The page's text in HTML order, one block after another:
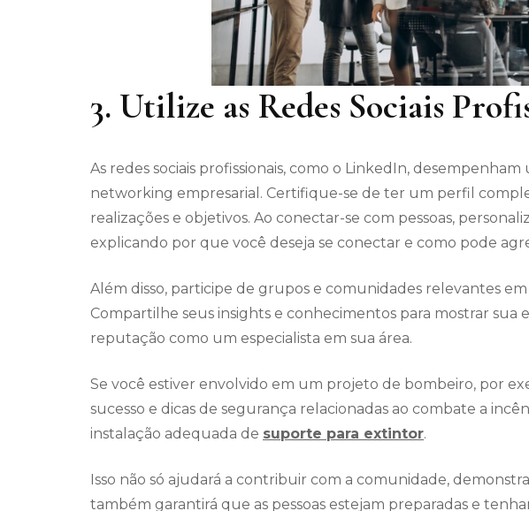
3. Utilize as Redes Sociais
As redes sociais profissionais, como o LinkedIn,
networking empresarial. Certifique-se de ter um perfil
realizações e objetivos. Ao conectar-se com pessoas,
explicando por que você deseja se conectar e como pode
Além disso, participe de grupos e comunidades relevantes em
Compartilhe seus insights e conhecimentos para mostrar sua
reputação como um especialista em sua área.
Se você estiver envolvido em um projeto de bombeiro, por
sucesso e dicas de segurança relacionadas ao combate a
instalação adequada de suporte para extintor.
Isso não só ajudará a contribuir com a comunidade,
também garantirá que as pessoas estejam preparadas e